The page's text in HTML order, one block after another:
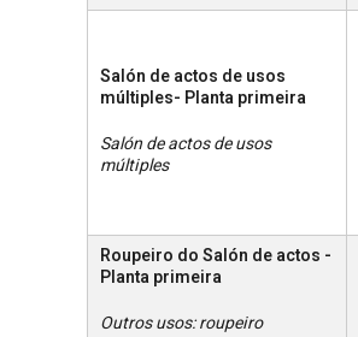
Salón de actos de usos
múltiples- Planta primeira
Salón de actos de usos
múltiples
Roupeiro do Salón de actos -
Planta primeira
Outros usos: roupeiro